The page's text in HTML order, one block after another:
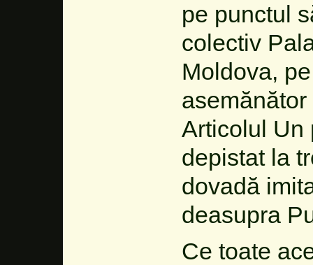
pe punctul
colectiv
Moldova,
Articolul Un
depistat la
dovadă
deasupra
Ce toate